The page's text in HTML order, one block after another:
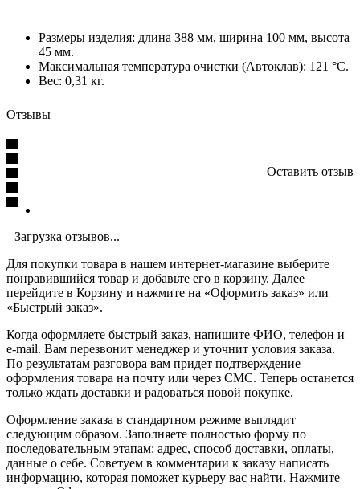
Размеры изделия: длина 388 мм, ширина 100 мм, высота
45 мм.
Максимальная температура очистки (Автоклав): 121 °C.
Вес: 0,31 кг.
Отзывы
Оставить отзыв
Загрузка отзывов...
Для покупки товара в нашем интернет-магазине выберите
понравившийся товар и добавьте его в корзину. Далее
перейдите в Корзину и нажмите на «Оформить заказ» или
«Быстрый заказ».
Когда оформляете быстрый заказ, напишите ФИО, телефон и
e-mail. Вам перезвонит менеджер и уточнит условия заказа.
По результатам разговора вам придет подтверждение
оформления товара на почту или через СМС. Теперь останется
только ждать доставки и радоваться новой покупке.
Оформление заказа в стандартном режиме выглядит
следующим образом. Заполняете полностью форму по
последовательным этапам: адрес, способ доставки, оплаты,
данные о себе. Советуем в комментарии к заказу написать
информацию, которая поможет курьеру вас найти. Нажмите